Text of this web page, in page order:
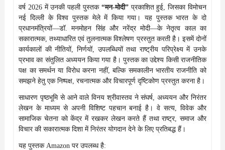
वर्ष 2026 में उनकी पहली पुस्तक “मन-मोदी”प्रकाशित हुई, जिसका विमोचन
नई दिल्ली के विश्व पुस्तक मेले में किया गया। यह पुस्तक भारत के दो
प्रधानमंत्रियों—डॉ. मनमोहन सिंह और नरेंद्र मोदी—के नेतृत्व काल का
सकारात्मक, तथ्याधारित एवं तुलनात्मक विश्लेषण प्रस्तुत करती है। इसमें दोनों
कार्यकालों की नीतियों, निर्णयों, उपलब्धियों तथा राष्ट्रीय परिप्रेक्ष्य में उनके
प्रभाव का संतुलित अध्ययन किया गया है। पुस्तक का उद्देश्य किसी राजनीतिक
पक्ष का समर्थन या विरोध करना नहीं, बल्कि समकालीन भारतीय राजनीति को
समझने हेतु एक निष्पक्ष, रचनात्मक और विचारपूर्ण दृष्टिकोण प्रस्तुत करना है।
साधारण पृष्ठभूमि से आने वाले विनय श्रीवास्तव ने संघर्ष, अध्ययन और निरंतर
लेखन के माध्यम से अपनी विशिष्ट पहचान बनाई है। वे सत्य, विवेक और
सामाजिक चेतना को केंद्र में रखकर लेखन करते हैं तथा राष्ट्र, समाज और
विचार की सकारात्मक दिशा में निरंतर योगदान देने के लिए प्रतिबद्ध हैं।
यह पुस्तक Amazon पर उपलब्ध है: